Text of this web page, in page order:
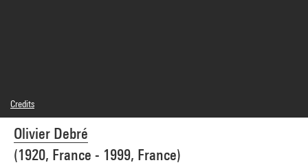
Olivier Debré
(1920, France - 1999, France)
Credits
© Adagp, Paris
Photo credits : Centre Pompidou, MNAM-CCI/Georges Meguerditchian/Dist.
GrandPalaisRmn
Image reference : 4F00156 [2001 CX 0426]